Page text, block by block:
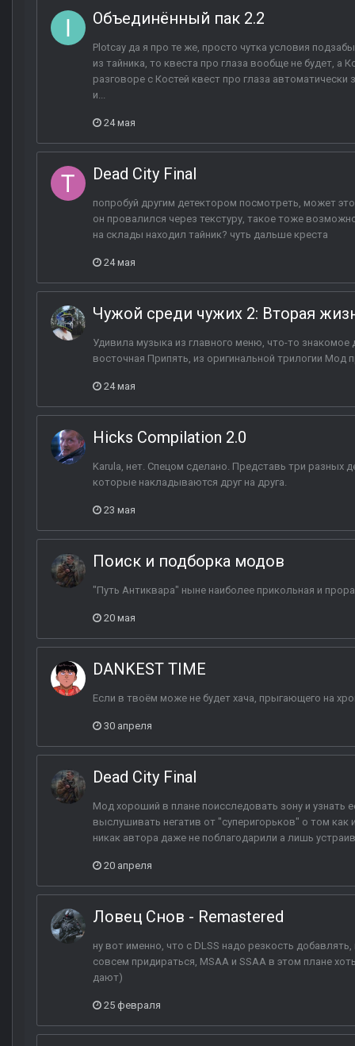
Объединённый пак 2.2
Plotcay да я про те же, просто чутка условия
из тайника, то квеста про глаза вообще не будет, а
разговоре с Костей квест про глаза
и...
24 мая
Dead City Final
попробуй другим детектором посмотреть, может
он провалился через текстуру, такое тоже
на склады находил тайник? чуть дальше креста
24 мая
Чужой среди чужих 2: Вторая
Удивила музыка из главного меню, что-то
восточная Припять, из оригинальной трилогии
24 мая
Hicks Compilation 2.0
Karula, нет. Спецом сделано. Представь три разных
которые накладываются друг на друга.
23 мая
Поиск и подборка модов
"Путь Антиквара" ныне наиболее прикольная и
20 мая
DANKEST TIME
Если в твоём може не будет хача, прыгающего на
30 апреля
Dead City Final
Мод хороший в плане поисследовать зону и узнать
выслушивать негатив от "суперигорьков" о том как
никак автора даже не поблагодарили а лишь
20 апреля
Ловец Снов - Remastered
ну вот именно, что с DLSS надо резкость
совсем придираться, MSAA и SSAA в этом плане
дают)
25 февраля